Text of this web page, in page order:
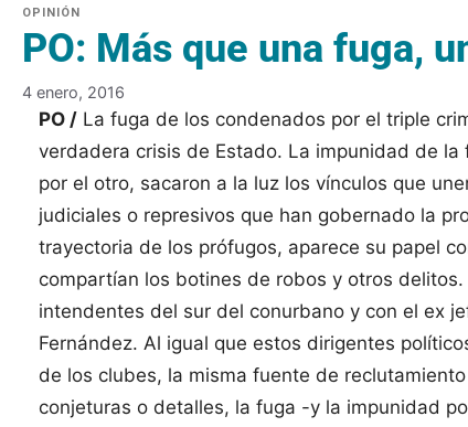
PO: Más que una fuga,
4 enero, 2016
PO / La fuga de los condenados por el triple
verdadera crisis de Estado. La impunidad de
por el otro, sacaron a la luz los vínculos que
judiciales o represivos que han gobernado la
trayectoria de los prófugos, aparece su papel
compartían los botines de robos y otros
intendentes del sur del conurbano y con el ex
Fernández. Al igual que estos dirigentes
de los clubes, la misma fuente de
conjeturas o detalles, la fuga -y la impunidad